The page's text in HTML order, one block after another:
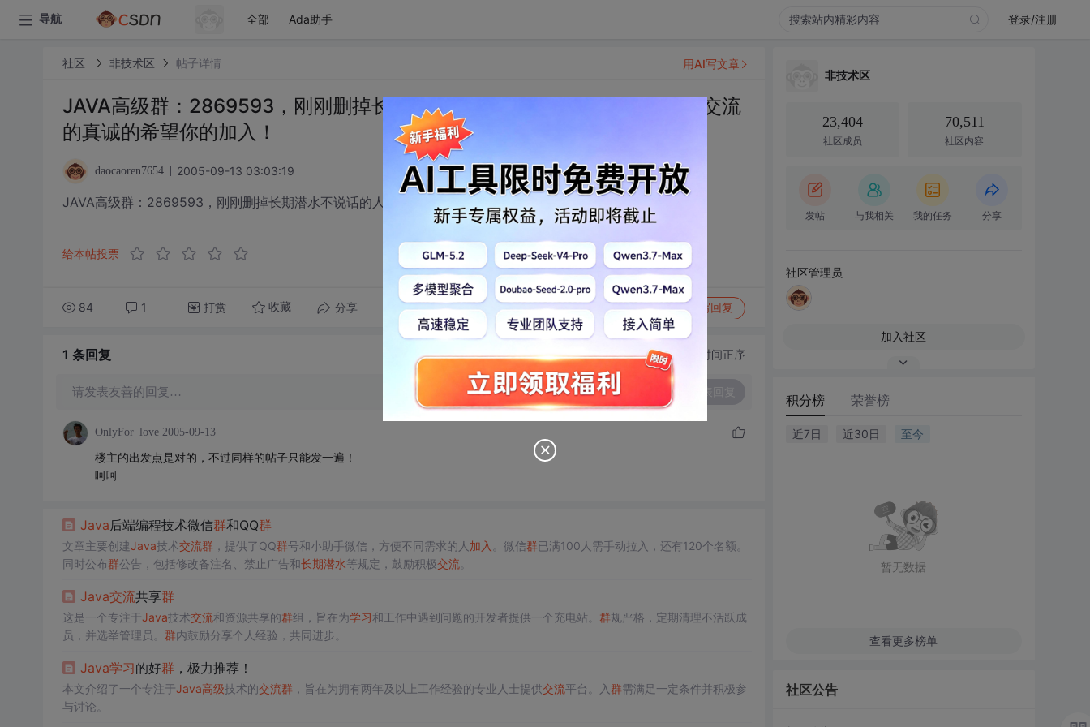
导航 全部 Ada助手 登录/注册
社区 非技术区 帖子详情
JAVA高级群：2869593，刚刚删掉长期潜水不说话的人！如果你是来学习交流
的真诚的希望你的加入！
daocaoren7654 2005-09-13 03:03:19
JAVA高级群：2869593，刚刚删掉长期潜水不说话的人！如果你是来学习交流的真诚的希望你的加入！
给本帖投票
84 1 打赏 收藏 分享 转发到动态 举报 写回复
用AI写文章
1 条回复 切换为时间正序
请发表友善的回复…
OnlyFor_love 2005-09-13
楼主的出发点是对的，不过同样的帖子只能发一遍！
呵呵
Java后端编程技术微信群和QQ群
文章主要创建Java技术交流群 ，提供了QQ群号和小助手微信，方便不同需求的人 加入 。微信群已满100人需手动拉入，还有120个名额。
同时公布群公告，包括修改备注名、禁止广告和长期潜水等规定，鼓励积极交流。
Java交流共享群
这是一个专注于Java技术交流和资源共享的群组，旨在为学习和工作中遇到问题的开发者提供一个充电站。 群规严格，定期清理不活跃成
员，并选举管理员。 群内鼓励分享个人经验，共同进步。
Java学习的好群，极力推荐！
本文介绍了一个专注于Java高级技术的交流群 ，旨在为拥有两年及以上工作经验的专业人士提供交流平台。入 群需满足一定条件并积极参
与讨论。
非技术区
23,404
社区成员
70,511
社区内容
发帖 与我相关 我的任务 分享
社区管理员
加入社区
积分榜 荣誉榜
近7日 近30日 至今
暂无数据
查看更多榜单
社区公告